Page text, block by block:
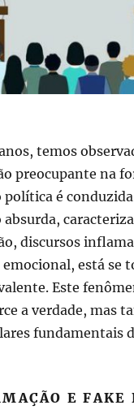
temos
preocupante na
política é
absurda,
discursos
está se
Este
a verdade, mas
fundamentais
E FAKE